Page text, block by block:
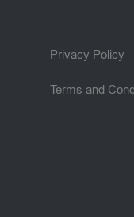
Privacy Policy
Terms and